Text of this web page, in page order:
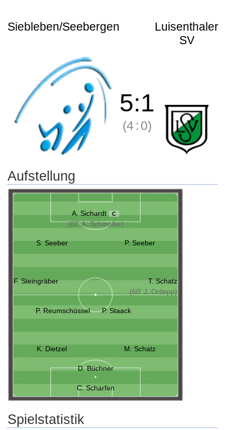
Siebleben/Seebergen
Luisenthaler
SV
5:1
(4 : 0)
Aufstellung
A. Sichardt C
(60' A. Schmolke)
S. Seeber P. Seeber
F. Steingräber
T. Schatz
(60' J. Ortlepp)
P. Reumschüssel P. Staack
K. Dietzel M. Schatz
D. Büchner
C. Scharfen
Spielstatistik